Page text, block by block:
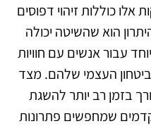
אלו כוללות זיהוי דפוסים
הוא שהשיטה יכולה
עבור אנשים עם חוויות
העצמי שלהם. מצד
בזמן רב יותר להשגת
שמחפשים פתרונות